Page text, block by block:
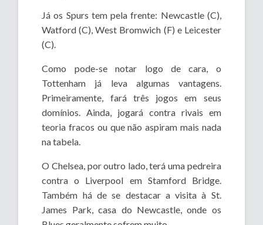
Já os Spurs tem pela frente: Newcastle (C),
Watford (C), West Bromwich (F) e Leicester
(C).
Como pode-se notar logo de cara, o
Tottenham já leva algumas vantagens.
Primeiramente, fará três jogos em seus
domínios. Ainda, jogará contra rivais em
teoria fracos ou que não aspiram mais nada
na tabela.
O Chelsea, por outro lado, terá uma pedreira
contra o Liverpool em Stamford Bridge.
Também há de se destacar a visita à St.
James Park, casa do Newcastle, onde os